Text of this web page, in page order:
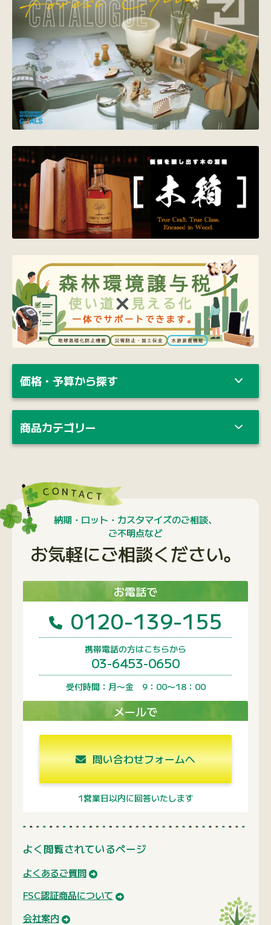
価格・予算から探す
商品カテゴリー
納期・ロット・カスタマイズのご相談、
ご不明点など
お気軽にご相談ください。
お電話で
0120-139-155
携帯電話の方はこちらから
03-6453-0650
受付時間：月〜金 9：00〜18：00
メールで
問い合わせフォームへ
1営業日以内に回答いたします
よく閲覧されているページ
よくあるご質問
FSC認証商品について
会社案内